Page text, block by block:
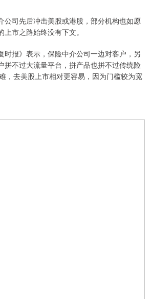
公司先后冲击美股或港股，部分机构也如愿
市之路始终没有下文。
时报》表示，保险中介公司一边对客户，另
拼不过大流量平台，拼产品也拼不过传统险
，去美股上市相对更容易，因为门槛较为宽